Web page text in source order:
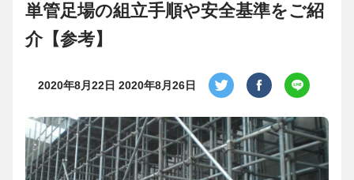
単管足場の組立手順や安全基準をご紹
介【参考】
2020年8月22日 2020年8月26日